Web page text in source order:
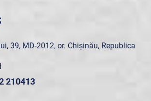
39, MD-2012, or. Chișinău, Republica
210413